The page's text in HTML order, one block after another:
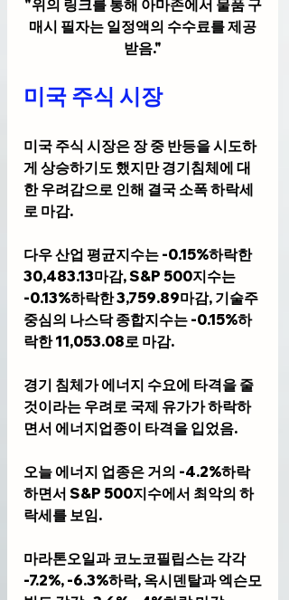
"위의 링크를 통해 아마존에서 물품 구
매시 필자는 일정액의 수수료를 제공
받음."
미국 주식 시장
미국 주식 시장은 장 중 반등을 시도하
게 상승하기도 했지만 경기침체에 대
한 우려감으로 인해 결국 소폭 하락세
로 마감.
다우 산업 평균지수는 -0.15%하락한
30,483.13마감, S&P 500지수는
-0.13%하락한 3,759.89마감, 기술주
중심의 나스닥 종합지수는 -0.15%하
락한 11,053.08로 마감.
경기 침체가 에너지 수요에 타격을 줄
것이라는 우려로 국제 유가가 하락하
면서 에너지업종이 타격을 입었음.
오늘 에너지 업종은 거의 -4.2%하락
하면서 S&P 500지수에서 최악의 하
락세를 보임.
마라톤오일과 코노코필립스는 각각
-7.2%, -6.3%하락, 옥시덴탈과 엑슨모